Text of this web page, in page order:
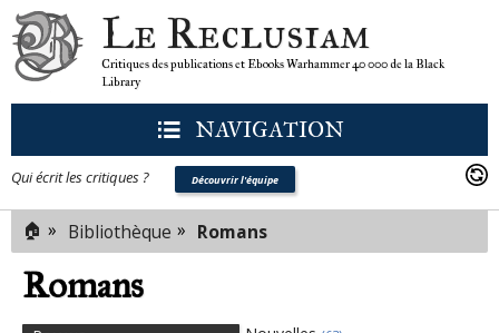
Le Reclusiam
Critiques des publications et Ebooks Warhammer 40 000 de la Black
Library
NAVIGATION
Qui écrit les critiques ? Découvrir l'équipe
🏠 » Bibliothèque » Romans
Romans